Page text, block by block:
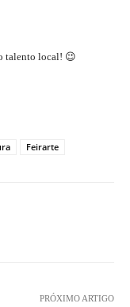
talento local! 😉
Feirarte
PRÓXIMO ARTIGO